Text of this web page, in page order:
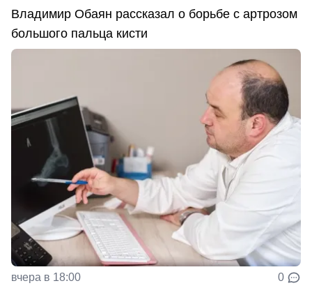
Владимир Обаян рассказал о борьбе с артрозом
большого пальца кисти
вчера в 18:00 0